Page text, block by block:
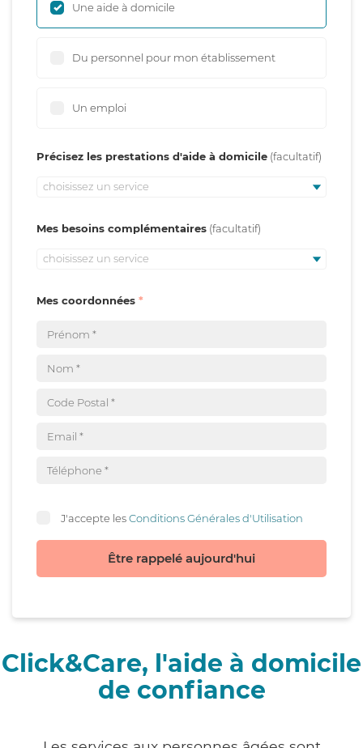
Une aide à domicile
Du personnel pour mon établissement
Un emploi
Précisez les prestations d'aide à domicile
choisissez un service
Mes besoins complémentaires
choisissez un service
Mes coordonnées
J'accepte lesConditions Générales d'Utilisation
Être rappelé aujourd'hui
Click&Care, l'aide à domicile
de confiance